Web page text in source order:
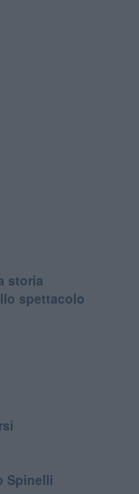
storia
spettacolo
Spinelli